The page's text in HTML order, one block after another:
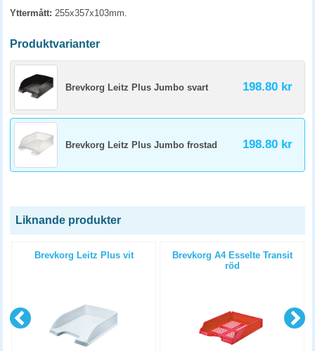
Yttermått: 255x357x103mm.
Produktvarianter
Brevkorg Leitz Plus Jumbo svart 198.80 kr
Brevkorg Leitz Plus Jumbo frostad 198.80 kr
Liknande produkter
Brevkorg Leitz Plus vit
Brevkorg A4 Esselte Transit
röd